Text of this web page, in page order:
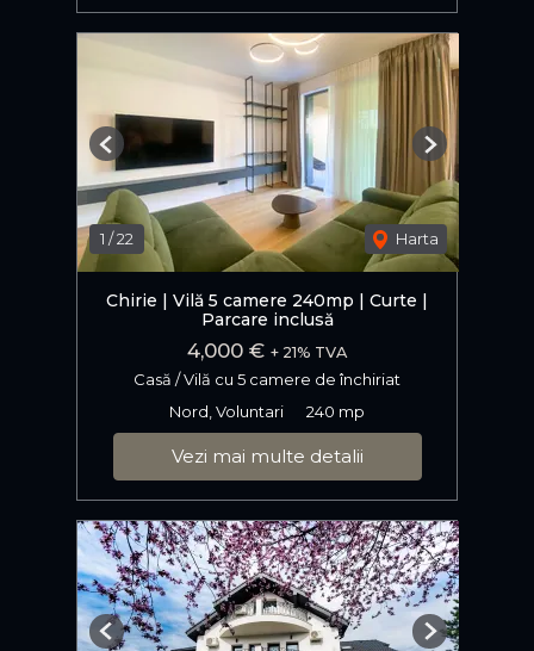
1 /22 Harta
Previous Next
Chirie | Vilă 5 camere 240mp | Curte |
Parcare inclusă
4,000 € + 21% TVA
Casă / Vilă cu 5 camere de închiriat
Nord, Voluntari
240 mp
Vezi mai multe detalii
Previous Next